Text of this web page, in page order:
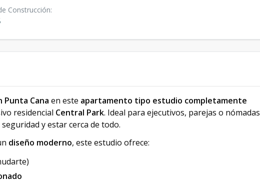
Construcción:
Punta Cana en este apartamento tipo estudio completamente
residencial Central Park. Ideal para ejecutivos, parejas o nómadas
y estar cerca de todo.
diseño moderno, este estudio ofrece: